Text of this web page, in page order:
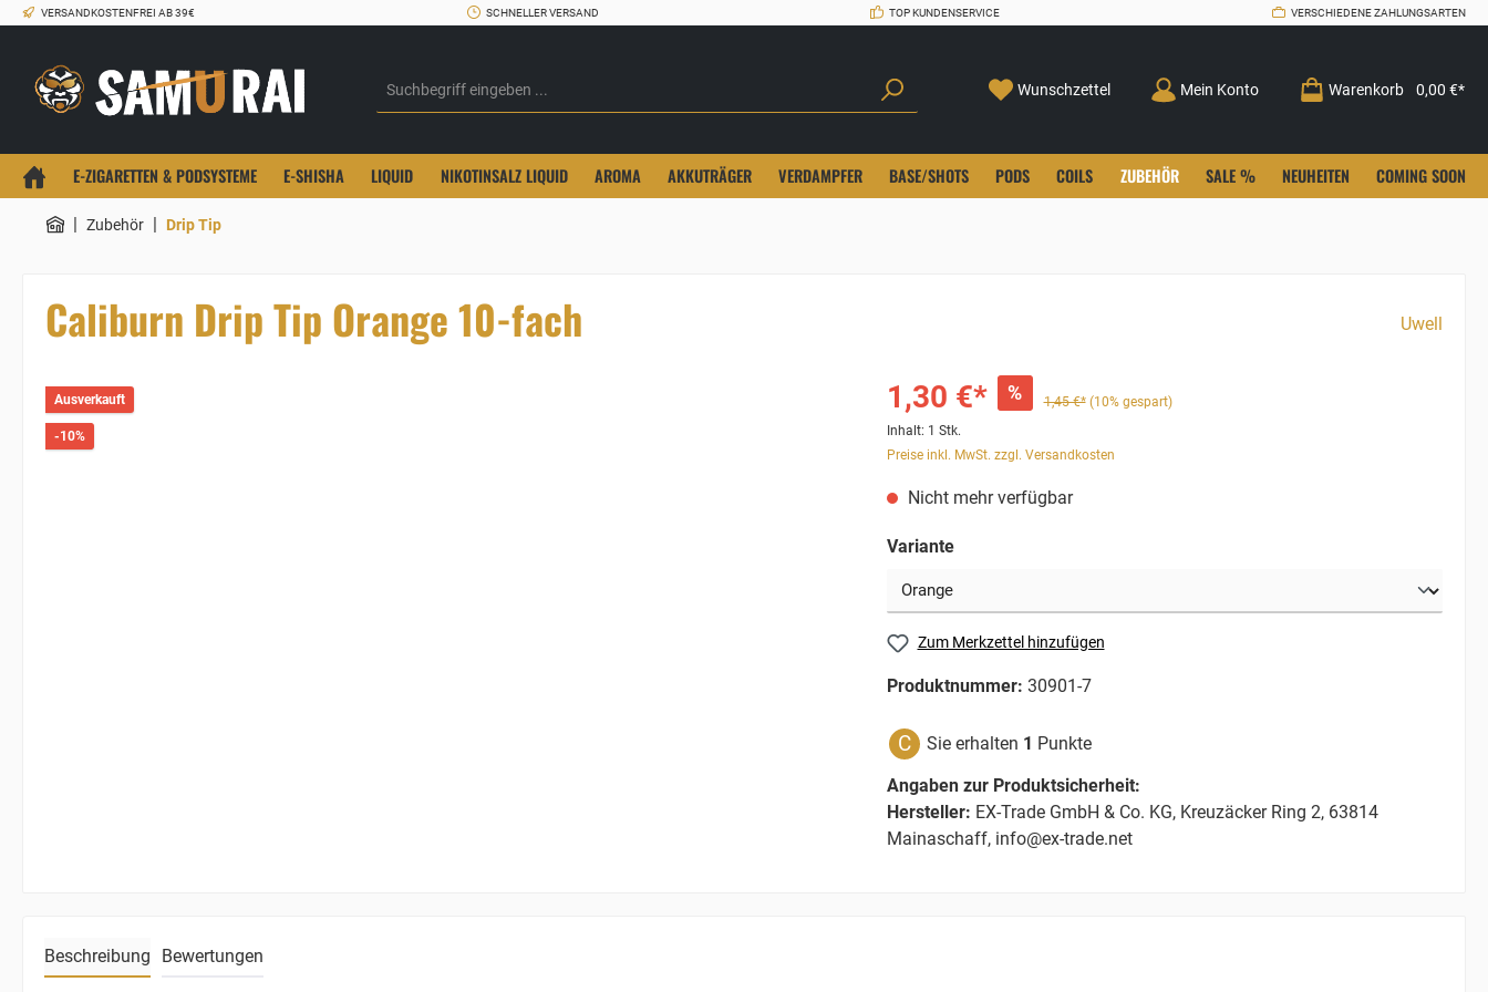
VERSANDKOSTENFREI AB 39€ SCHNELLER VERSAND TOP KUNDENSERVICE VERSCHIEDENE ZAHLUNGSARTEN
Wunschzettel Mein Konto Warenkorb 0,00 €*
E-ZIGARETTEN & PODSYSTEME E-SHISHA LIQUID NIKOTINSALZ LIQUID AROMA AKKUTRÄGER VERDAMPFER BASE/SHOTS PODS COILS ZUBEHÖR SALE % NEUHEITEN COMING SOON
| Zubehör | Drip Tip
Caliburn Drip Tip Orange 10-fach Uwell
Ausverkauft
-10%
1,30 €* % 1,45 €* (10% gespart)
Inhalt: 1 Stk.
Preise inkl. MwSt. zzgl. Versandkosten
Nicht mehr verfügbar
Variante
Zum Merkzettel hinzufügen
Produktnummer: 30901-7
C Sie erhalten 1 Punkte
Angaben zur Produktsicherheit:
Hersteller: EX-Trade GmbH & Co. KG, Kreuzäcker Ring 2, 63814
Mainaschaff, info@ex-trade.net
Beschreibung Bewertungen